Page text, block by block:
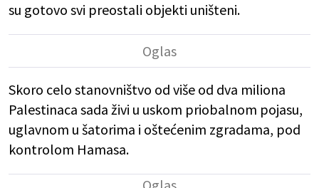
su gotovo svi preostali objekti uništeni.
Skoro celo stanovništvo od više od dva miliona
Palestinaca sada živi u uskom priobalnom pojasu,
uglavnom u šatorima i oštećenim zgradama, pod
kontrolom Hamasa.